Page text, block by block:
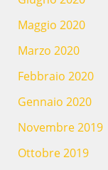
Maggio 2020
Marzo 2020
Febbraio 2020
Gennaio 2020
Novembre 2019
Ottobre 2019